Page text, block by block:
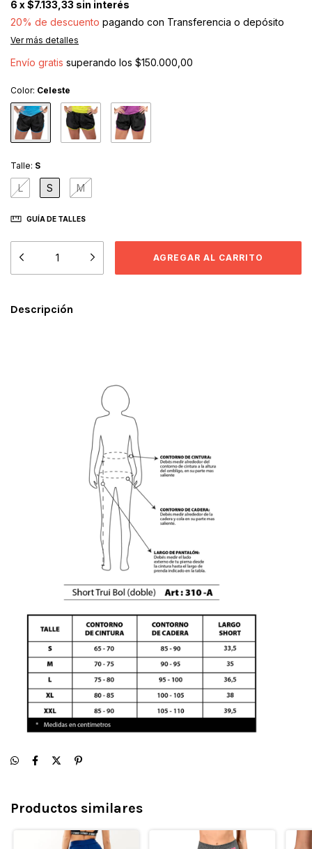
6 x$7.133,33 sin interés
20% de descuento pagando con Transferencia o depósito
Ver más detalles
Envío gratis superando los $150.000,00
Color: Celeste
Talle: S
L S M
GUÍA DE TALLES
Descripción
Productos similares